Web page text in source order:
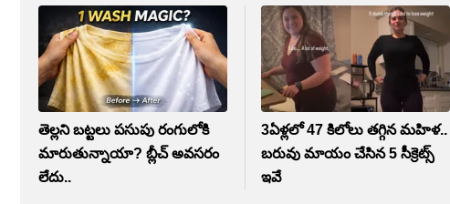
తెల్లని బట్టలు పసుపు రంగులోకి
మారుతున్నాయా? బ్లీచ్ అవసరం
లేదు..
3ఏళ్లలో 47 కిలోలు తగ్గిన మహిళ..
బరువు మాయం చేసిన 5 సీక్రెట్స్
ఇవే